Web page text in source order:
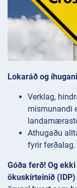
Lokaráð og
Verklag,
mismunandi
Athugaðu
fyrir ferðalag.
Góða ferð! Og
ökuskírteinið